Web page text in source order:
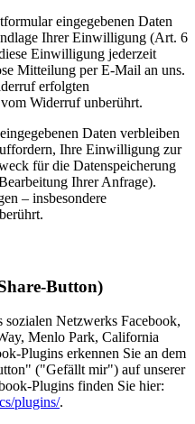
eingegebenen Daten
Ihrer Einwilligung (Art. 6
Einwilligung jederzeit
Mitteilung per E-Mail an uns.
erfolgten
Widerruf unberührt.
Daten verbleiben
Ihre Einwilligung zur
für die Datenspeicherung
Ihrer Anfrage).
– insbesondere
Button)
Netzwerks Facebook,
Menlo Park, California
Plugins erkennen Sie an dem
("Gefällt mir") auf unserer
Plugins finden Sie hier:
plugins/.